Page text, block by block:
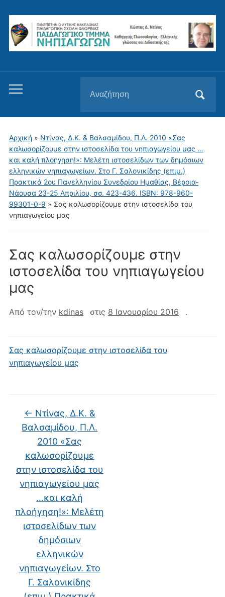
Εναλλαγή
μενού
για
κινητά
για:
Αρχική» Ντίνας, Δ.Κ. & Βαλσαμίδου, Π.Λ. 2010 «Σας
καλωσορίζουμε στην ιστοσελίδα του νηπιαγωγείου μας …
και καλή πλοήγηση!»: Μελέτη ιστοσελίδων των δημόσιων
ελληνικών νηπιαγωγείων. Στο Γ. Σαλονικίδης (επιμ.)
Πρακτικά 2ου Πανελληνίου Συνεδρίου Ημαθίας, Βέροια-
Νάουσα 23-25 Απριλίου, σσ. 423-436. ISBN: 978-960-
99301-0-9 » Σας καλωσορίζουμε στην ιστοσελίδα του
νηπιαγωγείου μας
Σας καλωσορίζουμε στην
ιστοσελίδα του νηπιαγωγείου
μας
Από τον/την kdinas στις 8 Ιανουαρίου 2016 .
Σας καλωσορίζουμε στην ιστοσελίδα του
νηπιαγωγείου μας
← Ντίνας, Δ.Κ. &
Βαλσαμίδου, Π.Λ.
2010 «Σας
καλωσορίζουμε
στην ιστοσελίδα του
νηπιαγωγείου μας
…και καλή
πλοήγηση!»: Μελέτη
ιστοσελίδων των
δημόσιων
ελληνικών
νηπιαγωγείων. Στο
Γ. Σαλονικίδης